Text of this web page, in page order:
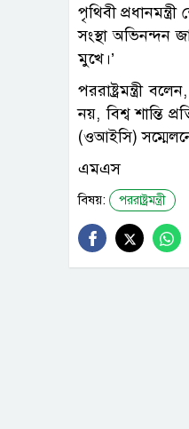
পৃথিবী
সংস্থা অভিনন্দন
মুখে।’
পররাষ্ট্রমন্ত্রী
নয়, বিশ্ব শান্তি
(ওআইসি)
এমএস
বিষয়: পররাষ্ট্রমন্ত্রী